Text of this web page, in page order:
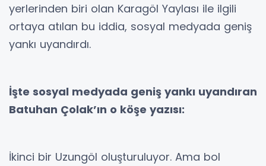
yerlerinden biri olan Karagöl Yaylası ile ilgili
ortaya atılan bu iddia, sosyal medyada geniş
yankı uyandırdı.
İşte sosyal medyada geniş yankı uyandıran
Batuhan Çolak’ın o köşe yazısı:
İkinci bir Uzungöl oluşturuluyor. Ama bol